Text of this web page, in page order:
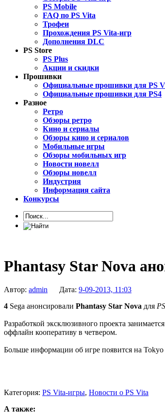
PS Mobile
FAQ по PS Vita
Трофеи
Прохождения PS Vita-игр
Дополнения DLC
PS Store
PS Plus
Акции и скидки
Прошивки
Официальные прошивки для PS
Официальные прошивки для PS4
Разное
Ретро
Обзоры ретро
Кино и сериалы
Обзоры кино и сериалов
Мобильные игры
Обзоры мобильных игр
Новости новелл
Обзоры новелл
Индустрия
Информация сайта
Конкурсы
Phantasy Star Nova
Автор: admin Дата: 9-09-2013, 11:03
4 Sega анонсировали Phantasy Star Nova для
Разработкой эксклюзивного проекта
оффлайн кооперативу в четвером.
Больше информации об игре появится на Tokyo
Категория: PS Vita-игры, Новости о PS Vita
А также: